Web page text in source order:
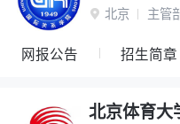
 北京 主管
网报公告 招生简章
北京体育大